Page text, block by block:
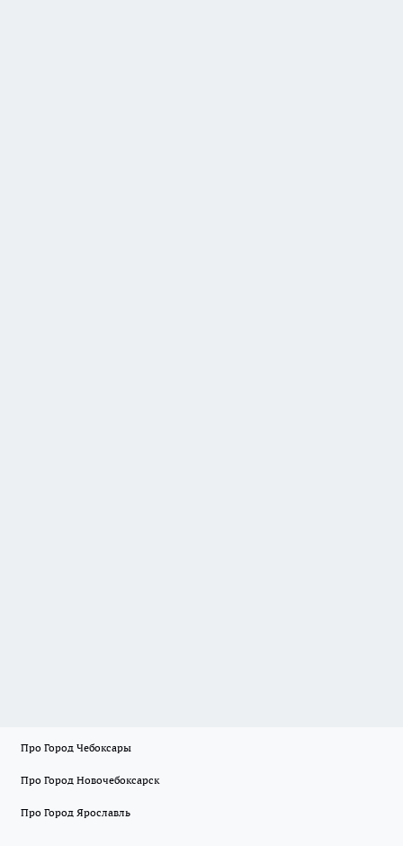
Про Город Чебоксары
Про Город Новочебоксарск
Про Город Ярославль